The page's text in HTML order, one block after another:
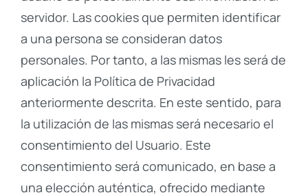
servidor. Las cookies que permiten identificar
a una persona se consideran datos
personales. Por tanto, a las mismas les será de
aplicación la Política de Privacidad
anteriormente descrita. En este sentido, para
la utilización de las mismas será necesario el
consentimiento del Usuario. Este
consentimiento será comunicado, en base a
una elección auténtica, ofrecido mediante